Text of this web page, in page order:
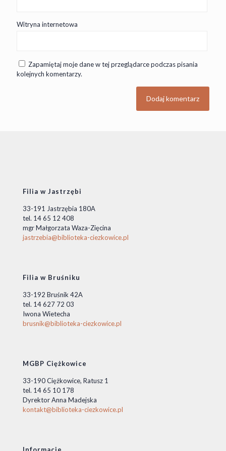
Witryna internetowa
Zapamiętaj moje dane w tej przeglądarce podczas pisania
kolejnych komentarzy.
Filia w Jastrzębi
33-191 Jastrzębia 180A
tel. 14 65 12 408
mgr Małgorzata Waza-Zięcina
jastrzebia@biblioteka-ciezkowice.pl
Filia w Bruśniku
33-192 Bruśnik 42A
tel. 14 627 72 03
Iwona Wietecha
brusnik@biblioteka-ciezkowice.pl
MGBP Ciężkowice
33-190 Ciężkowice, Ratusz 1
tel. 14 65 10 178
Dyrektor Anna Madejska
kontakt@biblioteka-ciezkowice.pl
Informacje